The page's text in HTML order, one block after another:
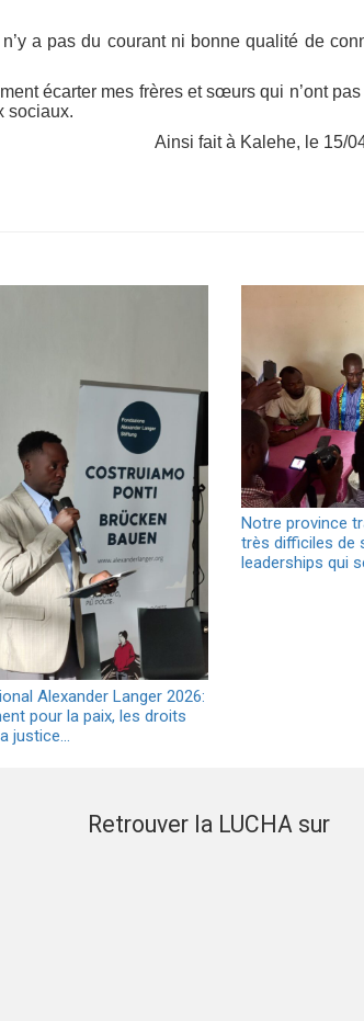
a pas du courant ni bonne qualité de
écarter mes frères et sœurs qui n’ont
sociaux.
Ainsi fait à Kalehe, le 15/
Alexander Langer 2026:
pour la paix, les droits
justice…
Notre province
très difficiles de
leaderships qui
Retrouver la LUCHA sur